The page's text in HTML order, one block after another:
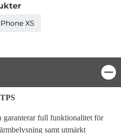
XS
garanterar full funktionalitet för
samt utmärkt